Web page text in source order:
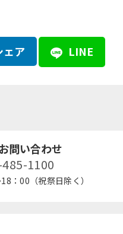
ア LINE
問い合わせ
1100
：00（祝祭日除く）